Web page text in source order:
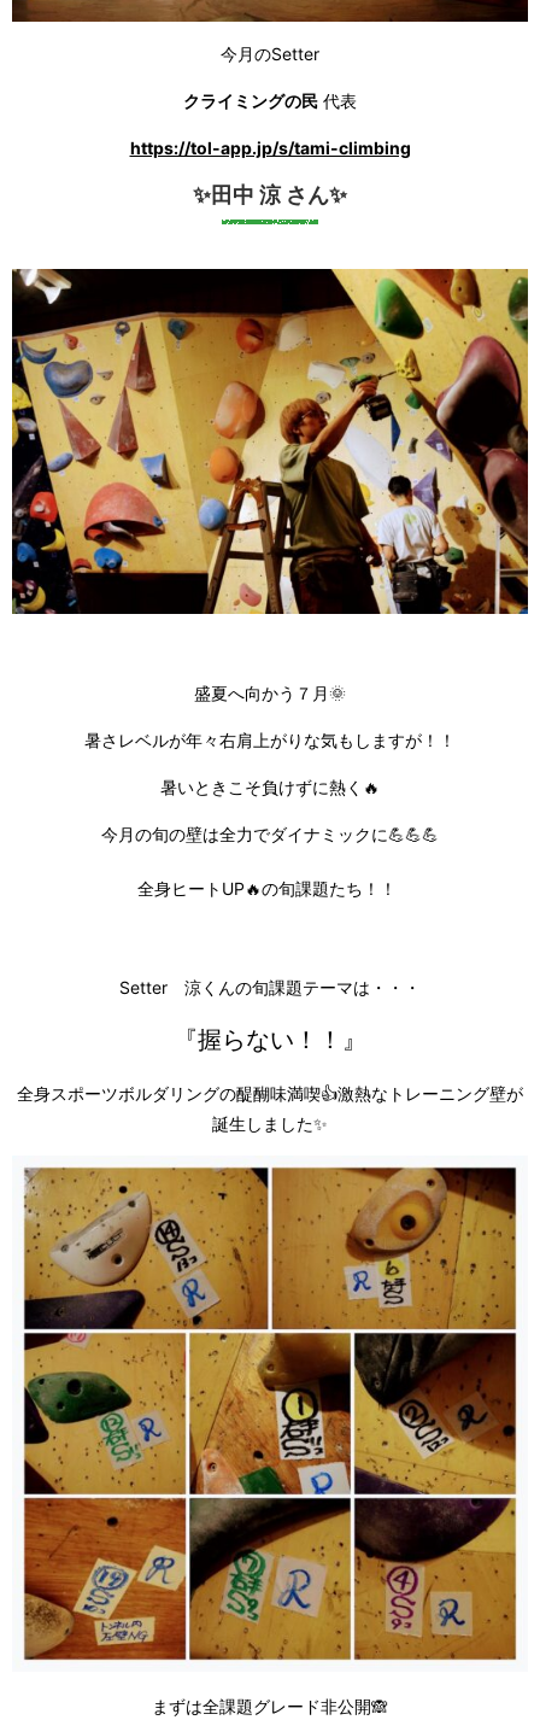
今月のSetter
クライミングの民 代表
https://tol-app.jp/s/tami-climbing
✨田中 涼 さん✨
盛夏へ向かう７月🌞
暑さレベルが年々右肩上がりな気もしますが！！
暑いときこそ負けずに熱く🔥
今月の旬の壁は全力でダイナミックに💪💪💪
全身ヒートUP🔥の旬課題たち！！
Setter 涼くんの旬課題テーマは・・・
『握らない！！』
全身スポーツボルダリングの醍醐味満喫👍激熱なトレーニング壁が
誕生しました✨
まずは全課題グレード非公開🙈